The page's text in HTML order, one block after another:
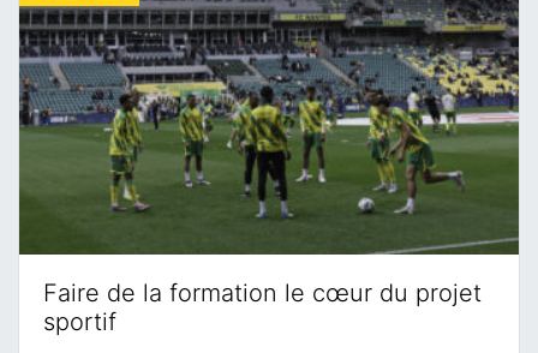
Faire de la formation le cœur du projet
sportif